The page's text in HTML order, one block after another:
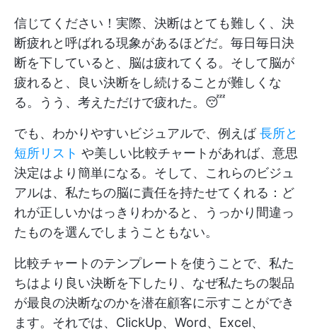
信じてください！実際、決断はとても難しく、決
断疲れと呼ばれる現象があるほどだ。毎日毎日決
断を下していると、脳は疲れてくる。そして脳が
疲れると、良い決断をし続けることが難しくな
る。うう、考えただけで疲れた。😴
でも、わかりやすいビジュアルで、例えば長所と
短所リスト や美しい比較チャートがあれば、意思
決定はより簡単になる。そして、これらのビジュ
アルは、私たちの脳に責任を持たせてくれる：ど
れが正しいかはっきりわかると、うっかり間違っ
たものを選んでしまうこともない。
比較チャートのテンプレートを使うことで、私た
ちはより良い決断を下したり、なぜ私たちの製品
が最良の決断なのかを潜在顧客に示すことができ
ます。それでは、ClickUp、Word、Excel、